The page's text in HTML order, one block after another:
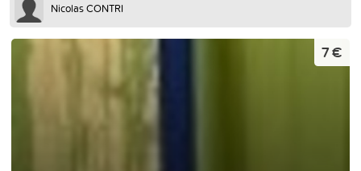
Nicolas CONTRI
7 €